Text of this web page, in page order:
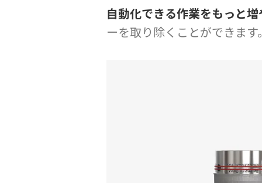
自動化できる作業をもっと
ーを取り除くことができま